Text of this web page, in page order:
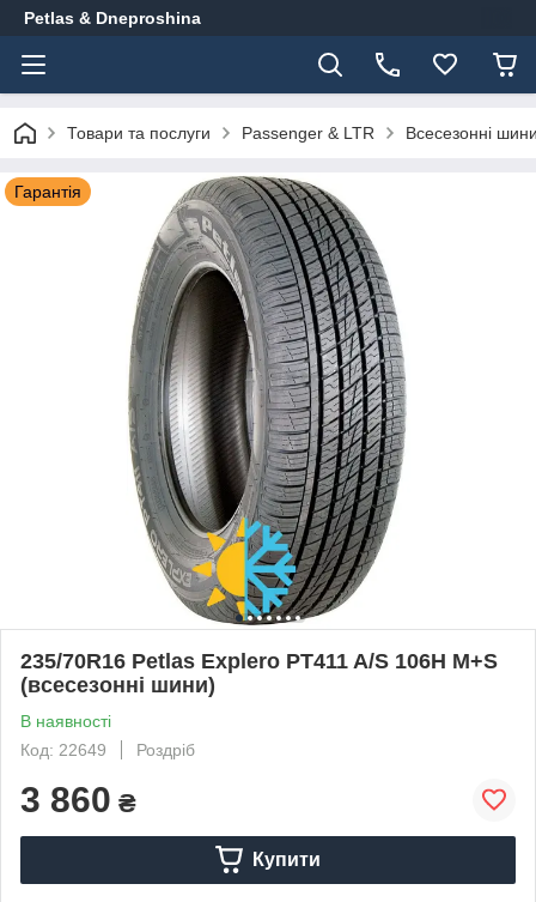
Petlas & Dneproshina
Товари та послуги Passenger & LTR Всесезонні
Гарантія
235/70R16 Petlas Explero PT411 A/S 106H M+S
(всесезонні шини)
В наявності
Код: 22649
Роздріб
3 860 ₴
Купити